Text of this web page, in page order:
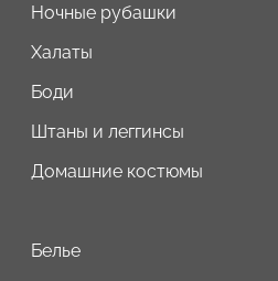
Ночные рубашки
Халаты
Боди
Штаны и леггинсы
Домашние костюмы
Белье
230 грн. 329 грн.